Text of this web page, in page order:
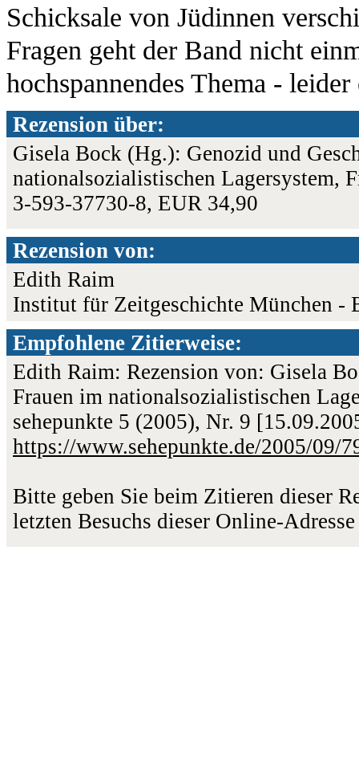
Schicksale von Jüdinnen
Fragen geht der Band nicht
hochspannendes Thema -
Rezension über:
Gisela Bock (Hg.): Genozid und
nationalsozialistischen Lagersystem,
3-593-37730-8, EUR 34,90
Rezension von:
Edith Raim
Institut für Zeitgeschichte München -
Empfohlene Zitierweise:
Edith Raim: Rezension von: Gisela
Frauen im nationalsozialistischen
sehepunkte 5 (2005), Nr. 9
https://www.sehepunkte.de/2005/09/
Bitte geben Sie beim Zitieren dieser
letzten Besuchs dieser Online-Adresse